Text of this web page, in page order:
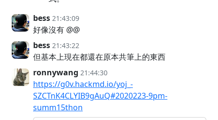
bess 21:43:09
好像沒有 @@
bess 21:43:22
但基本上現在都還在原本共筆上的東西
ronnywang 21:44:30
https://g0v.hackmd.io/yoj_-
SZCTnK4CLYIB9gAuQ#2020223-9pm-
summ15thon